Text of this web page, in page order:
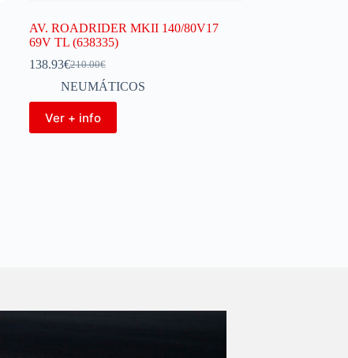
AV. ROADRIDER MKII 140/80V17
69V TL (638335)
210.00€
138.93€
NEUMÁTICOS
Ver + info